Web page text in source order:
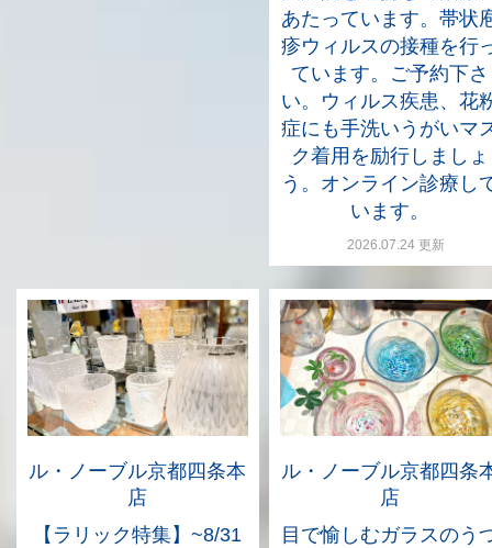
あたっています。帯状
疹ウィルスの接種を行
ています。ご予約下さ
い。ウィルス疾患、花
症にも手洗いうがいマ
ク着用を励行しましょ
う。オンライン診療し
います。
2026.07.24 更新
ル・ノーブル京都四条本
店
【ラリック特集】~8/31
ル・ノーブル京都四条
店
目で愉しむガラスのう